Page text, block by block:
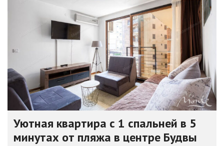
Уютная квартира с 1 спальней в 5
минутах от пляжа в центре Будвы